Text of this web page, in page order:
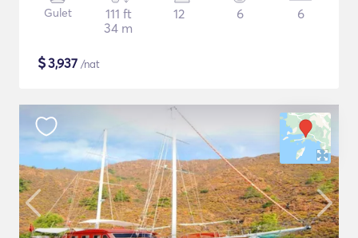
Gulet
111 ft
34 m
12 6 6
$3,937 /nat